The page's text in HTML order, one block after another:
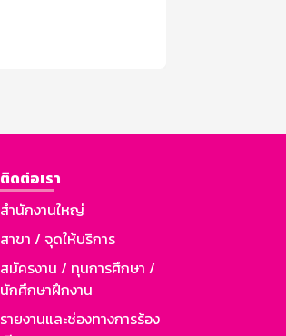
ติดต่อเรา
สำนักงานใหญ่
สาขา / จุดให้บริการ
สมัครงาน / ทุนการศึกษา /
นักศึกษาฝึกงาน
รายงานและช่องทางการร้อง